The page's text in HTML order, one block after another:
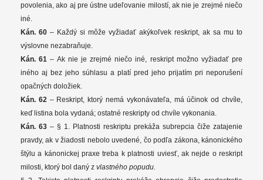
povolenia, ako aj pre ústne udeľovanie milostí, ak nie je zrejmé niečo
iné.
Kán. 60 – Každý si môže vyžiadať akýkoľvek reskript, ak sa mu to
výslovne nezabraňuje.
Kán. 61 – Ak nie je zrejmé niečo iné, reskript možno vyžiadať pre
iného aj bez jeho súhlasu a platí pred jeho prijatím pri neporušení
opačných doložiek.
Kán. 62 – Reskript, ktorý nemá vykonávateľa, má účinok od chvíle,
keď listina bola vydaná; ostatné reskripty od chvíle vykonania.
Kán. 63 – § 1. Platnosti reskriptu prekáža subrepcia čiže zatajenie
pravdy, ak v žiadosti nebolo uvedené, čo podľa zákona, kánonického
štýlu a kánonickej praxe treba k platnosti uviesť, ak nejde o reskript
milosti, ktorý bol daný z vlastného popudu.